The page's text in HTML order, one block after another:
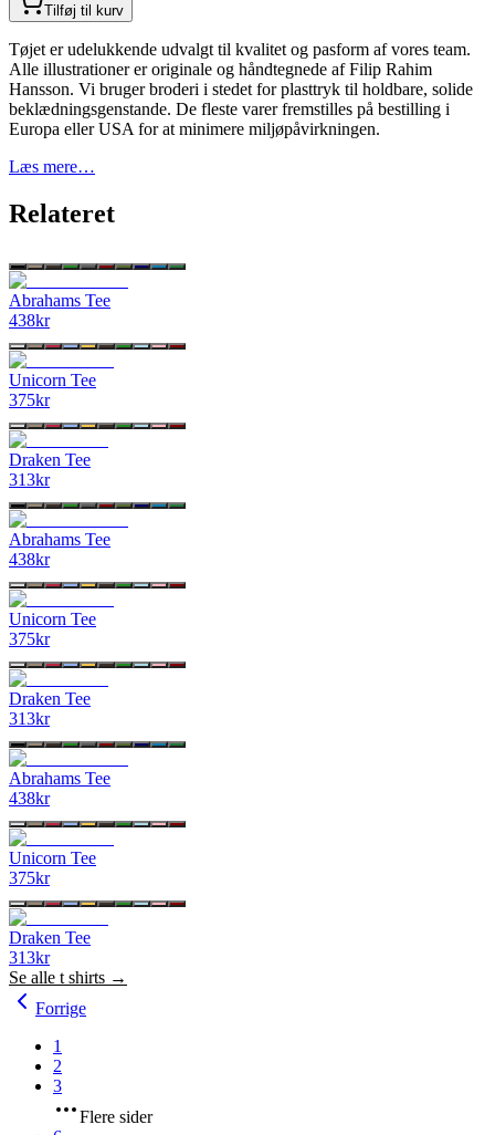
Tilføj til kurv
Tøjet er udelukkende udvalgt til kvalitet og pasform af vores team.
Alle illustrationer er originale og håndtegnede af Filip Rahim
Hansson. Vi bruger broderi i stedet for plasttryk til holdbare, solide
beklædningsgenstande. De fleste varer fremstilles på bestilling i
Europa eller USA for at minimere miljøpåvirkningen.
Læs mere…
Relateret
Abrahams Tee
438kr
Unicorn Tee
375kr
Draken Tee
313kr
Abrahams Tee
438kr
Unicorn Tee
375kr
Draken Tee
313kr
Abrahams Tee
438kr
Unicorn Tee
375kr
Draken Tee
313kr
Se alle t shirts →
Forrige
1
2
3
Flere sider